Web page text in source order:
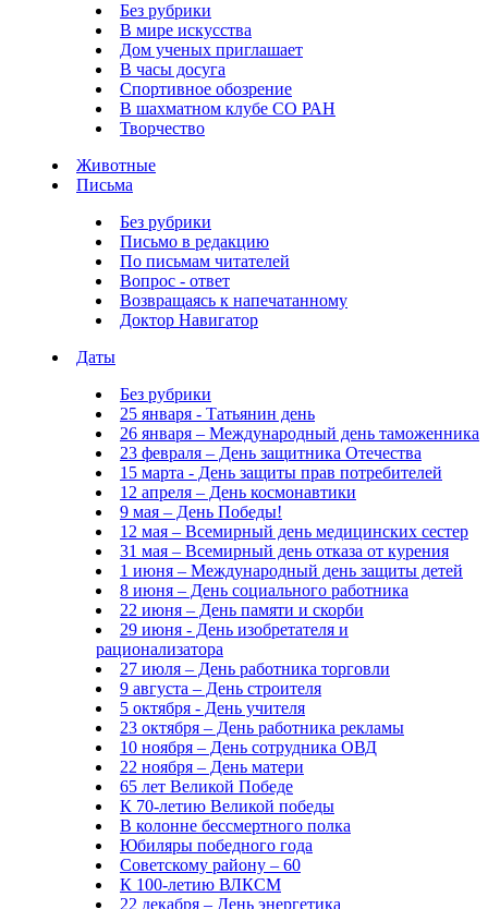
Без рубрики
В мире искусства
Дом ученых приглашает
В часы досуга
Спортивное обозрение
В шахматном клубе СО РАН
Творчество
Животные
Письма
Без рубрики
Письмо в редакцию
По письмам читателей
Вопрос - ответ
Возвращаясь к напечатанному
Доктор Навигатор
Даты
Без рубрики
25 января - Татьянин день
26 января – Международный день таможенника
23 февраля – День защитника Отечества
15 марта - День защиты прав потребителей
12 апреля – День космонавтики
9 мая – День Победы!
12 мая – Всемирный день медицинских сестер
31 мая – Всемирный день отказа от курения
1 июня – Международный день защиты детей
8 июня – День социального работника
22 июня – День памяти и скорби
29 июня - День изобретателя и
рационализатора
27 июля – День работника торговли
9 августа – День строителя
5 октября - День учителя
23 октября – День работника рекламы
10 ноября – День сотрудника ОВД
22 ноября – День матери
65 лет Великой Победе
К 70-летию Великой победы
В колонне бессмертного полка
Юбиляры победного года
Советскому району – 60
К 100-летию ВЛКСМ
22 декабря – День энергетика